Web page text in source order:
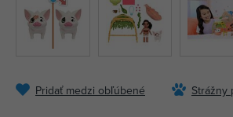
Pridať medzi obľúbené Strážny